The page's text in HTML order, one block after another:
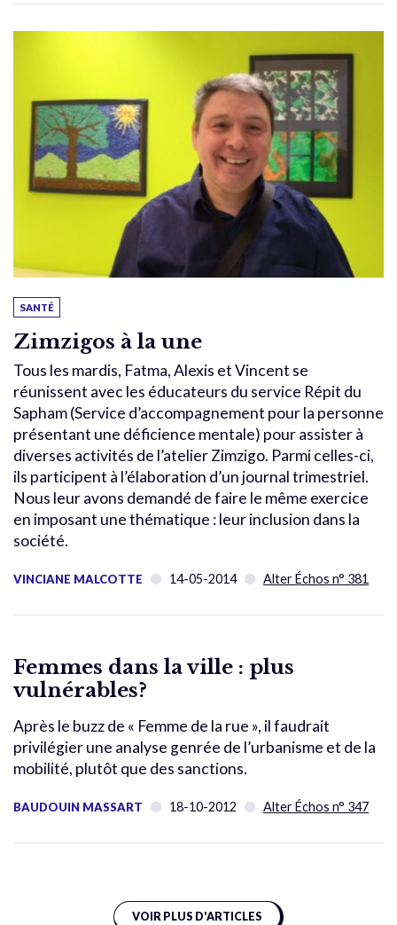
SANTÉ
Zimzigos à la une
Tous les mardis, Fatma, Alexis et Vincent se
réunissent avec les éducateurs du service Répit du
Sapham (Service d’accompagnement pour la personne
présentant une déficience mentale) pour assister à
diverses activités de l’atelier Zimzigo. Parmi celles-ci,
ils participent à l’élaboration d’un journal trimestriel.
Nous leur avons demandé de faire le même exercice
en imposant une thématique : leur inclusion dans la
société.
VINCIANE MALCOTTE 14-05-2014 Alter Échos n° 381
Femmes dans la ville : plus
vulnérables?
Après le buzz de « Femme de la rue », il faudrait
privilégier une analyse genrée de l’urbanisme et de la
mobilité, plutôt que des sanctions.
BAUDOUIN MASSART 18-10-2012 Alter Échos n° 347
VOIR PLUS D'ARTICLES